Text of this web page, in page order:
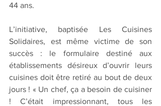
44 ans.
L’initiative, baptisée Les Cuisines
Solidaires, est même victime de son
succès : le formulaire destiné aux
établissements désireux d’ouvrir leurs
cuisines doit être retiré au bout de deux
jours ! « Un chef, ça a besoin de cuisiner
! C’était impressionnant, tous les